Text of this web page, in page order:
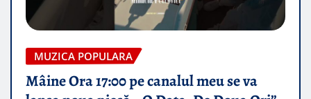
MUZICA POPULARA
Mâine Ora 17:00 pe canalul meu se va